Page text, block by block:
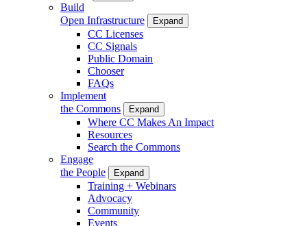
Build
Open Infrastructure
Expand
CC Licenses
CC Signals
Public Domain
Chooser
FAQs
Implement
the Commons
Expand
Where CC Makes An Impact
Resources
Search the Commons
Engage
the People
Expand
Training + Webinars
Advocacy
Community
Events